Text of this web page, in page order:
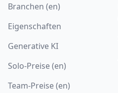
Branchen (en)
Eigenschaften
Generative KI
Solo-Preise (en)
Team-Preise (en)